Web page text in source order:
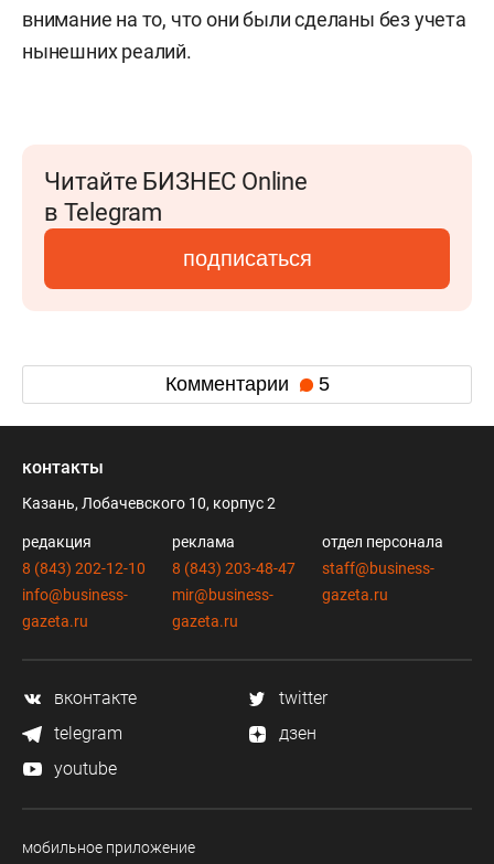
внимание на то, что они были сделаны без учета
нынешних реалий.
Читайте БИЗНЕС Online
в Telegram
подписаться
Комментарии 5
контакты
Казань, Лобачевского 10, корпус 2
редакция
8 (843) 202-12-10
info@business-
gazeta.ru
реклама
8 (843) 203-48-47
mir@business-
gazeta.ru
отдел персонала
staff@business-
gazeta.ru
вконтакте
twitter
telegram
дзен
youtube
мобильное приложение